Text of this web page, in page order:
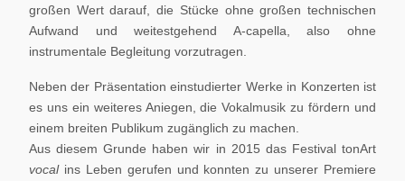
großen Wert darauf, die Stücke ohne großen technischen
Aufwand und weitestgehend A-capella, also ohne
instrumentale Begleitung vorzutragen.
Neben der Präsentation einstudierter Werke in Konzerten ist
es uns ein weiteres Aniegen, die Vokalmusik zu fördern und
einem breiten Publikum zugänglich zu machen.
Aus diesem Grunde haben wir in 2015 das Festival tonArt
vocal ins Leben gerufen und konnten zu unserer Premiere